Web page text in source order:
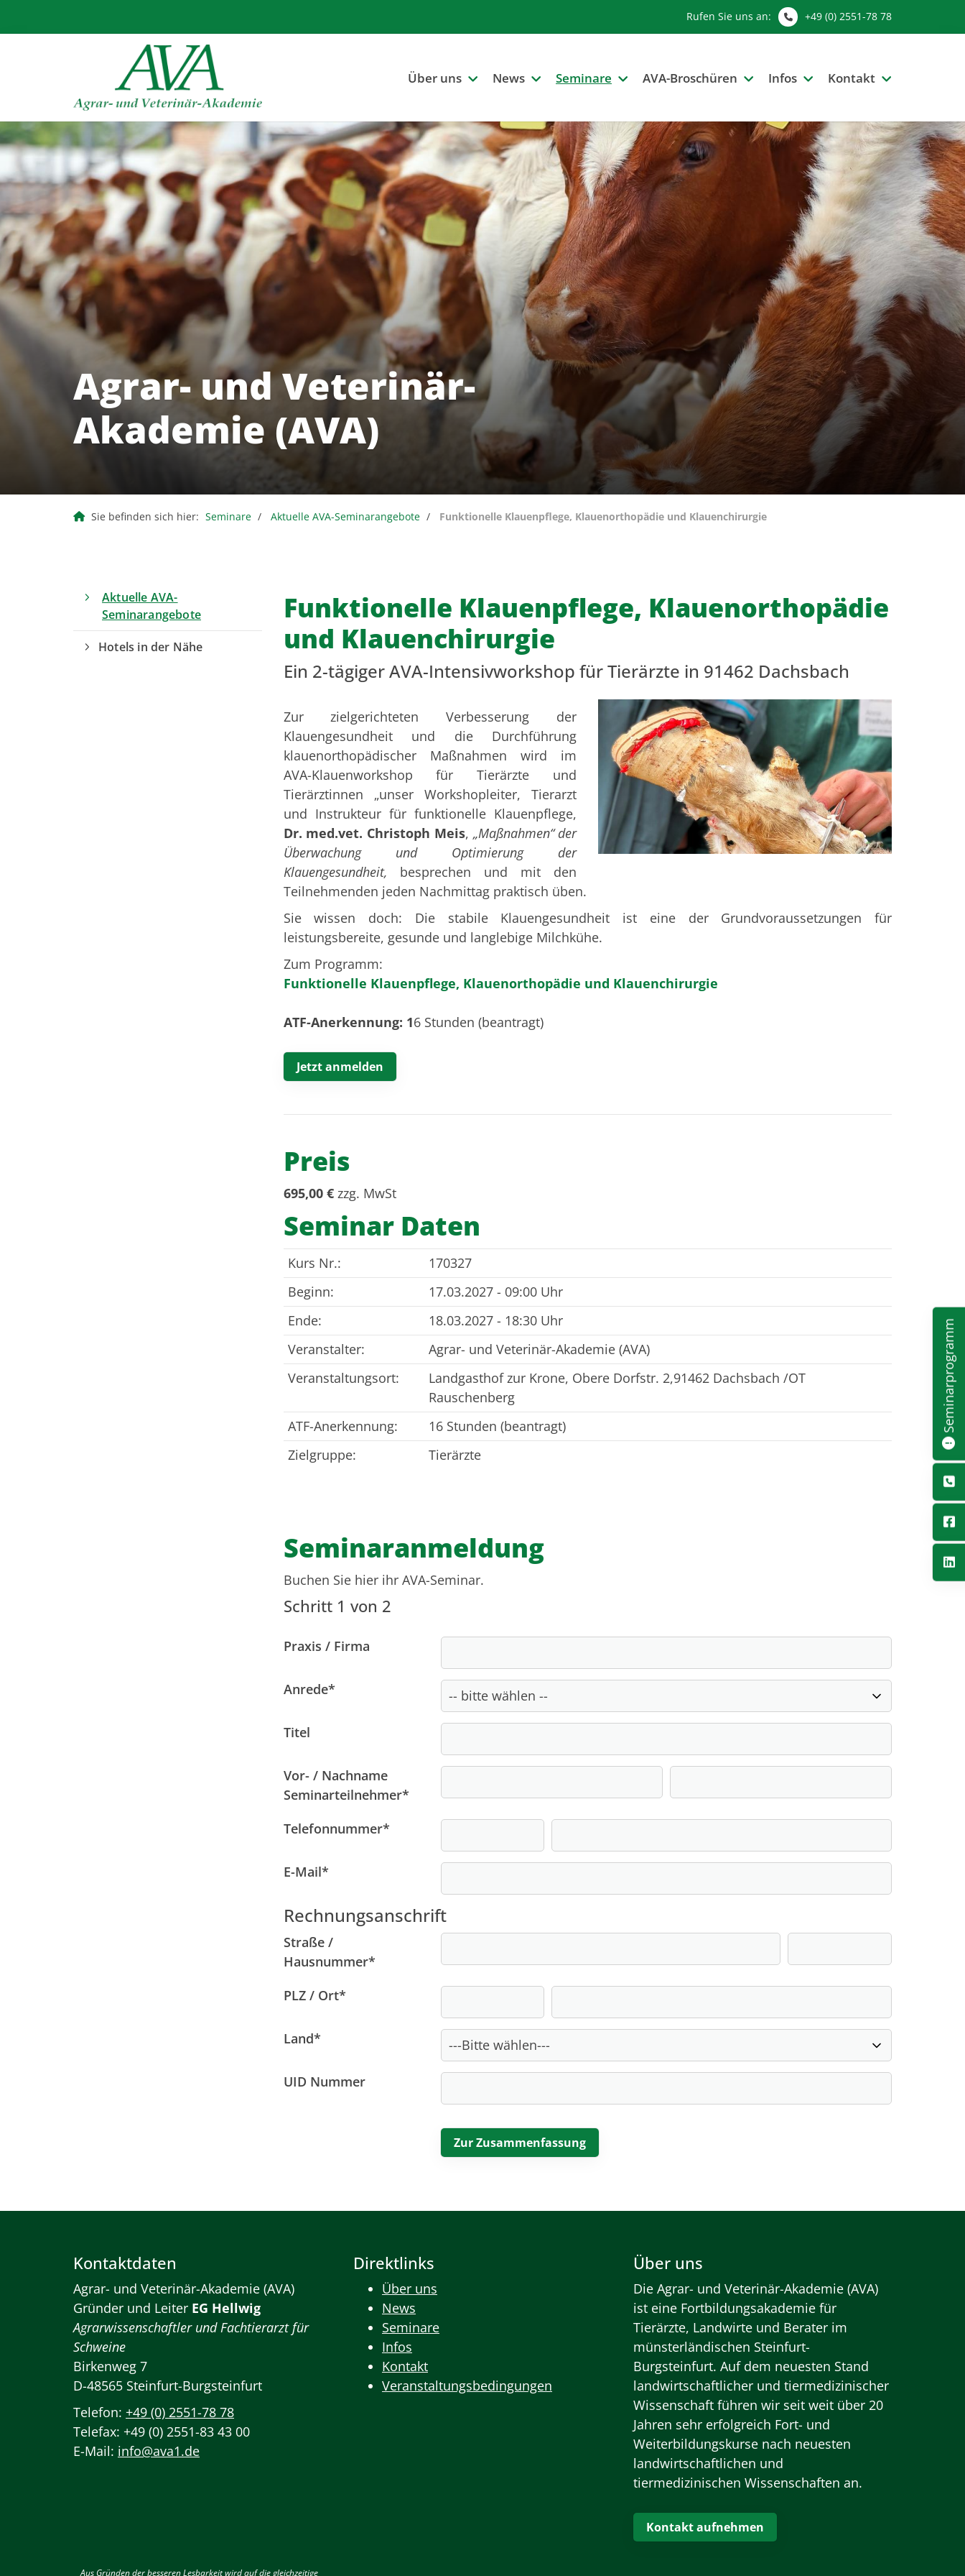
Rufen Sie uns an: +49 (0) 2551-78 78
Über uns News Seminare AVA-Broschüren Infos Kontakt
Agrar- und Veterinär-
Akademie (AVA)
Sie befinden sich hier: Seminare Aktuelle AVA-Seminarangebote Funktionelle Klauenpflege, Klauenorthopädie und Klauenchirurgie
Funktionelle Klauenpflege, Klauenorthopädie
und Klauenchirurgie
Ein 2-tägiger AVA-Intensivworkshop für Tierärzte in 91462 Dachsbach
Zur zielgerichteten Verbesserung der
Klauengesundheit und die Durchführung
klauenorthopädischer Maßnahmen wird im
AVA-Klauenworkshop für Tierärzte und
Tierärztinnen „unser Workshopleiter, Tierarzt
und Instrukteur für funktionelle Klauenpflege,
Dr. med.vet. Christoph Meis, „Maßnahmen“ der
Überwachung und Optimierung der
Klauengesundheit, besprechen und mit den
Teilnehmenden jeden Nachmittag praktisch üben.
Sie wissen doch: Die stabile Klauengesundheit ist eine der Grundvoraussetzungen für
leistungsbereite, gesunde und langlebige Milchkühe.
Zum Programm:
Funktionelle Klauenpflege, Klauenorthopädie und Klauenchirurgie
ATF-Anerkennung: 16 Stunden (beantragt)
Jetzt anmelden
Preis
695,00 €zzg. MwSt
Seminar Daten
Kurs Nr.:
170327
Beginn:
17.03.2027 - 09:00 Uhr
Ende:
18.03.2027 - 18:30 Uhr
Veranstalter:
Agrar- und Veterinär-Akademie (AVA)
Veranstaltungsort:
Landgasthof zur Krone, Obere Dorfstr. 2,91462 Dachsbach /OT
Rauschenberg
ATF-Anerkennung:
16 Stunden (beantragt)
Zielgruppe:
Tierärzte
Seminaranmeldung
Buchen Sie hier ihr AVA-Seminar.
Schritt 1 von 2
Praxis / Firma
Anrede*
Titel
Vor- / Nachname
Seminarteilnehmer*
Telefonnummer*
E-Mail*
Rechnungsanschrift
Straße /
Hausnummer*
PLZ / Ort*
Land*
UID Nummer
Aktuelle AVA-
Seminarangebote
Hotels in der Nähe
Kontaktdaten
Agrar- und Veterinär-Akademie (AVA)
Gründer und Leiter EG Hellwig
Agrarwissenschaftler und Fachtierarzt für
Schweine
Birkenweg 7
D-48565 Steinfurt-Burgsteinfurt
Telefon: +49 (0) 2551-78 78
Telefax: +49 (0) 2551-83 43 00
E-Mail: info@ava1.de
Direktlinks
Über uns
News
Seminare
Infos
Kontakt
Veranstaltungsbedingungen
Über uns
Die Agrar- und Veterinär-Akademie (AVA)
ist eine Fortbildungsakademie für
Tierärzte, Landwirte und Berater im
münsterländischen Steinfurt-
Burgsteinfurt. Auf dem neuesten Stand
landwirtschaftlicher und tiermedizinischer
Wissenschaft führen wir seit weit über 20
Jahren sehr erfolgreich Fort- und
Weiterbildungskurse nach neuesten
landwirtschaftlichen und
tiermedizinischen Wissenschaften an.
Kontakt aufnehmen
Aus Gründen der besseren Lesbarkeit wird auf die gleichzeitige
Seminarprogramm